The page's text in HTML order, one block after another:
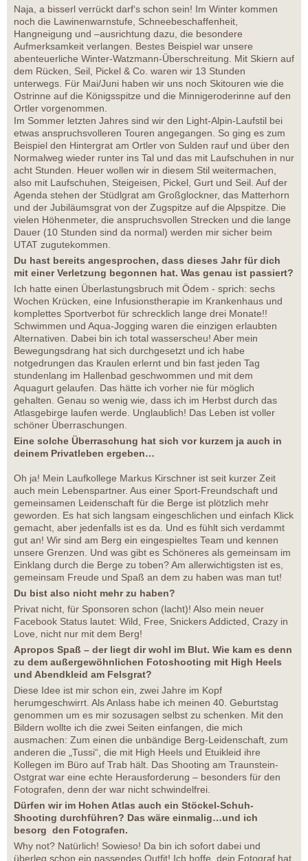
Naja, a bisserl verrückt darf‘s schon sein! Im Winter kommen
noch die Lawinenwarnstufe, Schneebeschaffenheit,
Hangneigung und –ausrichtung dazu, die besondere
Aufmerksamkeit verlangen. Bestes Beispiel war unsere
abenteuerliche Winter-Watzmann-Überschreitung. Mit Skiern auf
dem Rücken, Seil, Pickel & Co. waren wir 13 Stunden
unterwegs. Für Mai/Juni haben wir uns noch Skitouren wie die
Ostrinne auf die Königsspitze und die Minnigeroderinne auf den
Ortler vorgenommen.
Im Sommer letzten Jahres sind wir den Light-Alpin-Laufstil bei
etwas anspruchsvolleren Touren angegangen. So ging es zum
Beispiel den Hintergrat am Ortler von Sulden rauf und über den
Normalweg wieder runter ins Tal und das mit Laufschuhen in nur
acht Stunden. Heuer wollen wir in diesem Stil weitermachen,
also mit Laufschuhen, Steigeisen, Pickel, Gurt und Seil. Auf der
Agenda stehen der Stüdlgrat am Großglockner, das Matterhorn
und der Jubiläumsgrat von der Zugspitze auf die Alpspitze. Die
vielen Höhenmeter, die anspruchsvollen Strecken und die lange
Dauer (10 Stunden sind da normal) werden mir sicher beim
UTAT zugutekommen.
Du hast bereits angesprochen, dass dieses Jahr für dich
mit einer Verletzung begonnen hat. Was genau ist passiert?
Ich hatte einen Überlastungsbruch mit Ödem - sprich: sechs
Wochen Krücken, eine Infusionstherapie im Krankenhaus und
komplettes Sportverbot für schrecklich lange drei Monate!!
Schwimmen und Aqua-Jogging waren die einzigen erlaubten
Alternativen. Dabei bin ich total wasserscheu! Aber mein
Bewegungsdrang hat sich durchgesetzt und ich habe
notgedrungen das Kraulen erlernt und bin fast jeden Tag
stundenlang im Hallenbad geschwommen und mit dem
Aquagurt gelaufen. Das hätte ich vorher nie für möglich
gehalten. Genau so wenig wie, dass ich im Herbst durch das
Atlasgebirge laufen werde. Unglaublich! Das Leben ist voller
schöner Überraschungen.
Eine solche Überraschung hat sich vor kurzem ja auch in
deinem Privatleben ergeben…
Oh ja! Mein Laufkollege Markus Kirschner ist seit kurzer Zeit
auch mein Lebenspartner. Aus einer Sport-Freundschaft und
gemeinsamen Leidenschaft für die Berge ist plötzlich mehr
geworden. Es hat sich langsam eingeschlichen und einfach Klick
gemacht, aber jedenfalls ist es da. Und es fühlt sich verdammt
gut an! Wir sind am Berg ein eingespieltes Team und kennen
unsere Grenzen. Und was gibt es Schöneres als gemeinsam im
Einklang durch die Berge zu toben? Am allerwichtigsten ist es,
gemeinsam Freude und Spaß an dem zu haben was man tut!
Du bist also nicht mehr zu haben?
Privat nicht, für Sponsoren schon (lacht)! Also mein neuer
Facebook Status lautet: Wild, Free, Snickers Addicted, Crazy in
Love, nicht nur mit dem Berg!
Apropos Spaß – der liegt dir wohl im Blut. Wie kam es denn
zu dem außergewöhnlichen Fotoshooting mit High Heels
und Abendkleid am Felsgrat?
Diese Idee ist mir schon ein, zwei Jahre im Kopf
herumgeschwirrt. Als Anlass habe ich meinen 40. Geburtstag
genommen um es mir sozusagen selbst zu schenken. Mit den
Bildern wollte ich die zwei Seiten einfangen, die mich
ausmachen: Zum einen die unbändige Berg-Leidenschaft, zum
anderen die „Tussi“, die mit High Heels und Etuikleid ihre
Kollegen im Büro auf Trab hält. Das Shooting am Traunstein-
Ostgrat war eine echte Herausforderung – besonders für den
Fotografen, denn der war nicht schwindelfrei.
Dürfen wir im Hohen Atlas auch ein Stöckel-Schuh-
Shooting durchführen? Das wäre einmalig…und ich
besorg den Fotografen.
Why not? Natürlich! Sowieso! Da bin ich sofort dabei und
überleg schon ein passendes Outfit! Ich hoffe, dein Fotograf hat